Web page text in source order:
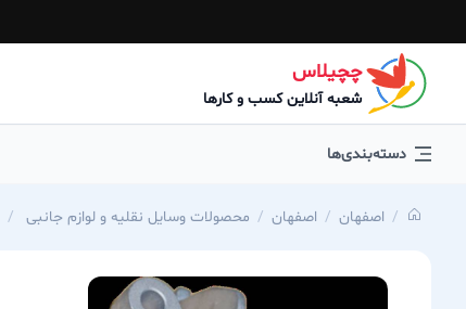
چچیلاس
شعبه آنلاین کسب و کارها
دسته‌بندی‌ها
اصفهان اصفهان محصولات وسایل نقلیه و لوازم جانبی